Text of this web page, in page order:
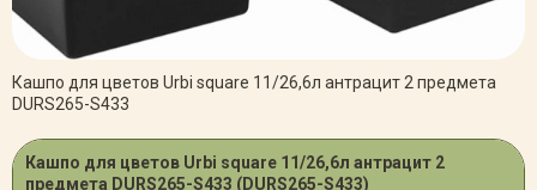
Кашпо для цветов Urbi square 11/26,6л антрацит 2 предмета
DURS265-S433
Кашпо для цветов Urbi square 11/26,6л антрацит 2
предмета DURS265-S433 (DURS265-S433)